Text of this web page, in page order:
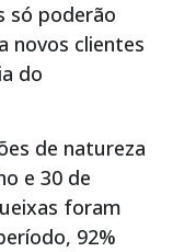
só poderão
novos clientes
do
de natureza
e 30 de
foram
92%